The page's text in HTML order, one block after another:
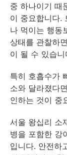
중 하나이기 때
이 중요합니다.
나 먹이는 행동
상태를 관찰하
이 될 수 있습니
특히 호흡수가
소와 달라졌다
인하는 것이 중
서울 왕십리 소
병을 포함한 강
입니다. 안전하